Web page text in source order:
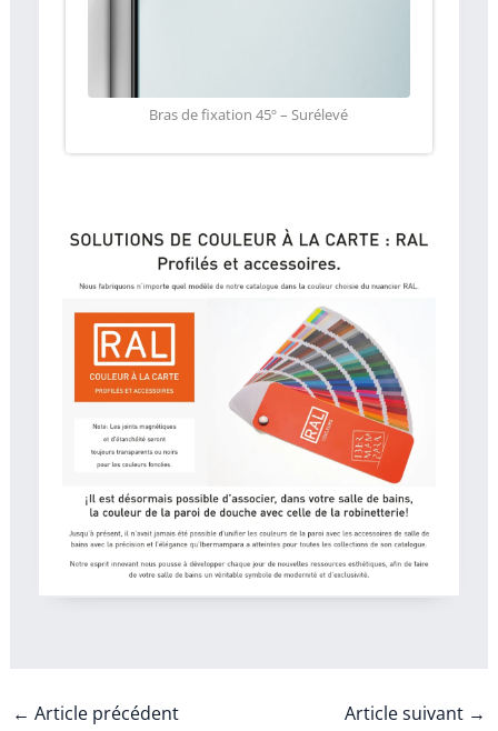
Bras de fixation 45º – Surélevé
← Article précédent Article suivant →